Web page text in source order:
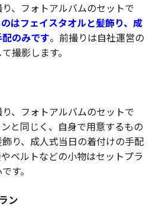
、フォトアルバムのセットで
はフェイスタオルと髪飾り、成
のみです。前撮りは自社運営の
撮影します。
、フォトアルバムのセットで
と同じく、自身で用意するもの
り、成人式当日の着付けの手配
ベルトなどの小物はセットプラ
す。
ン